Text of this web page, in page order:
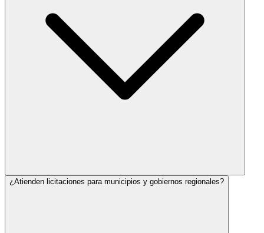
¿Atienden licitaciones para municipios y gobiernos regionales?